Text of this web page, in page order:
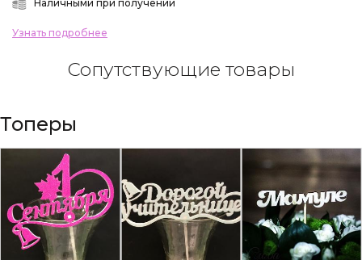
Наличными при получении
Узнать подробнее
Сопутствующие товары
Топеры